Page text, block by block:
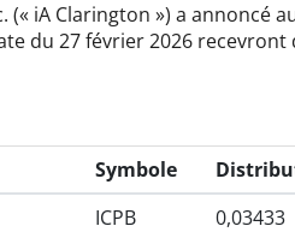
(« iA Clarington ») a annoncé
du 27 février 2026
Symbole
ICPB 0,03433